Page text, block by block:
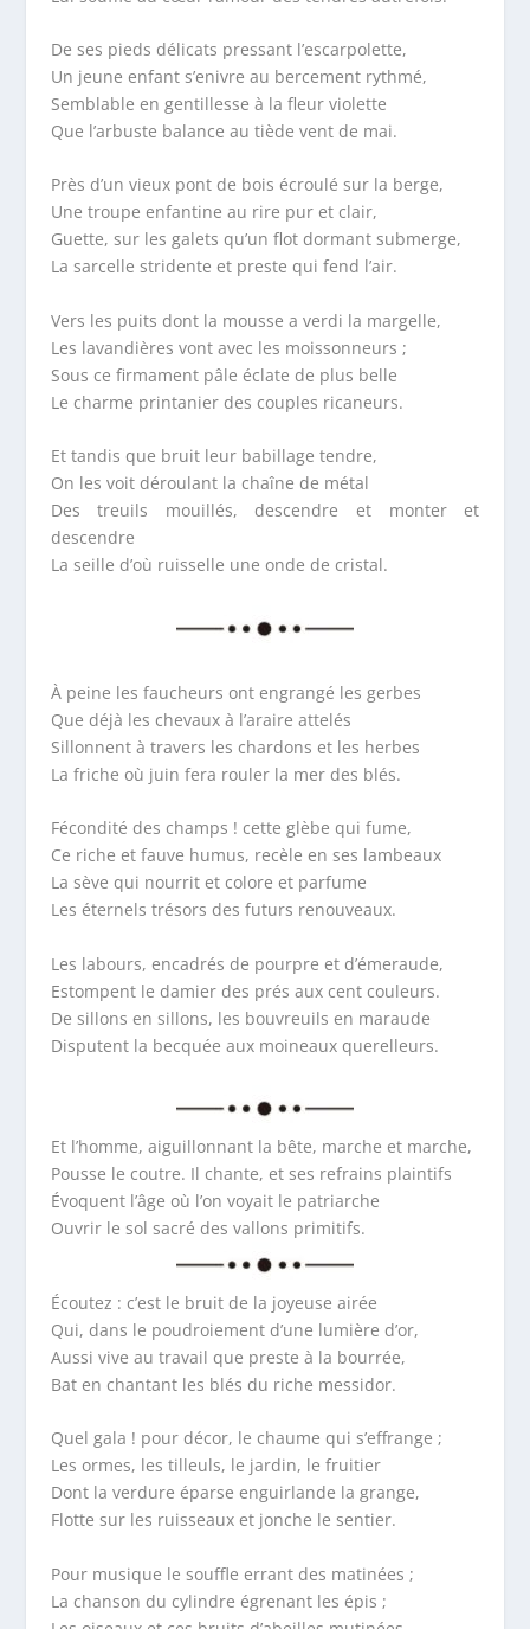
De ses pieds délicats pressant l’escarpolette,
Un jeune enfant s’enivre au bercement rythmé,
Semblable en gentillesse à la fleur violette
Que l’arbuste balance au tiède vent de mai.
Près d’un vieux pont de bois écroulé sur la berge,
Une troupe enfantine au rire pur et clair,
Guette, sur les galets qu’un flot dormant submerge,
La sarcelle stridente et preste qui fend l’air.
Vers les puits dont la mousse a verdi la margelle,
Les lavandières vont avec les moissonneurs ;
Sous ce firmament pâle éclate de plus belle
Le charme printanier des couples ricaneurs.
Et tandis que bruit leur babillage tendre,
On les voit déroulant la chaîne de métal
Des treuils mouillés, descendre et monter et
descendre
La seille d’où ruisselle une onde de cristal.
À peine les faucheurs ont engrangé les gerbes
Que déjà les chevaux à l’araire attelés
Sillonnent à travers les chardons et les herbes
La friche où juin fera rouler la mer des blés.
Fécondité des champs ! cette glèbe qui fume,
Ce riche et fauve humus, recèle en ses lambeaux
La sève qui nourrit et colore et parfume
Les éternels trésors des futurs renouveaux.
Les labours, encadrés de pourpre et d’émeraude,
Estompent le damier des prés aux cent couleurs.
De sillons en sillons, les bouvreuils en maraude
Disputent la becquée aux moineaux querelleurs.
Et l’homme, aiguillonnant la bête, marche et marche,
Pousse le coutre. Il chante, et ses refrains plaintifs
Évoquent l’âge où l’on voyait le patriarche
Ouvrir le sol sacré des vallons primitifs.
Écoutez : c’est le bruit de la joyeuse airée
Qui, dans le poudroiement d’une lumière d’or,
Aussi vive au travail que preste à la bourrée,
Bat en chantant les blés du riche messidor.
Quel gala ! pour décor, le chaume qui s’effrange ;
Les ormes, les tilleuls, le jardin, le fruitier
Dont la verdure éparse enguirlande la grange,
Flotte sur les ruisseaux et jonche le sentier.
Pour musique le souffle errant des matinées ;
La chanson du cylindre égrenant les épis ;